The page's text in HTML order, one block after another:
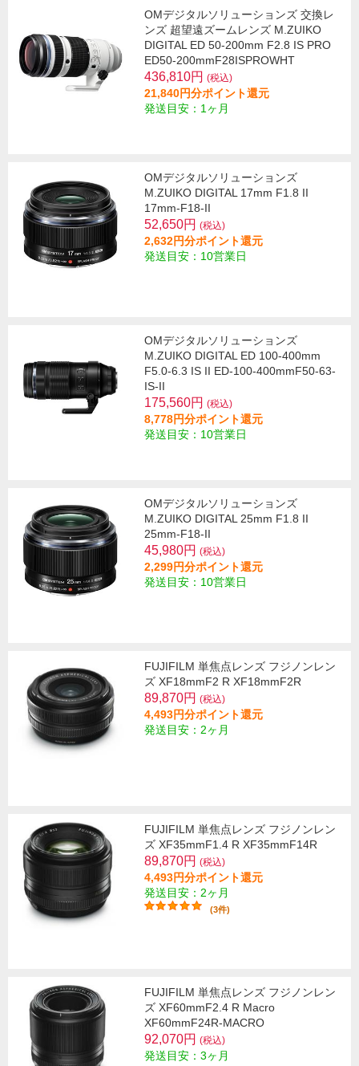
OMデジタルソリューションズ 交換レ
ンズ 超望遠ズームレンズ M.ZUIKO
DIGITAL ED 50-200mm F2.8 IS PRO
ED50-200mmF28ISPROWHT
436,810円 (税込)
21,840円分ポイント還元
発送目安：1ヶ月
OMデジタルソリューションズ
M.ZUIKO DIGITAL 17mm F1.8 II
17mm-F18-II
52,650円 (税込)
2,632円分ポイント還元
発送目安：10営業日
OMデジタルソリューションズ
M.ZUIKO DIGITAL ED 100-400mm
F5.0-6.3 IS II ED-100-400mmF50-63-
IS-II
175,560円 (税込)
8,778円分ポイント還元
発送目安：10営業日
OMデジタルソリューションズ
M.ZUIKO DIGITAL 25mm F1.8 II
25mm-F18-II
45,980円 (税込)
2,299円分ポイント還元
発送目安：10営業日
FUJIFILM 単焦点レンズ フジノンレン
ズ XF18mmF2 R XF18mmF2R
89,870円 (税込)
4,493円分ポイント還元
発送目安：2ヶ月
FUJIFILM 単焦点レンズ フジノンレン
ズ XF35mmF1.4 R XF35mmF14R
89,870円 (税込)
4,493円分ポイント還元
発送目安：2ヶ月
(3件)
FUJIFILM 単焦点レンズ フジノンレン
ズ XF60mmF2.4 R Macro
XF60mmF24R-MACRO
92,070円 (税込)
発送目安：3ヶ月